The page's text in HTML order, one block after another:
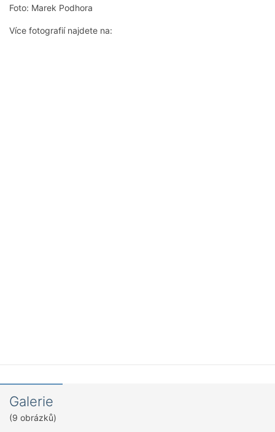
Foto: Marek Podhora
Více fotografií najdete na:
Galerie
(9 obrázků)